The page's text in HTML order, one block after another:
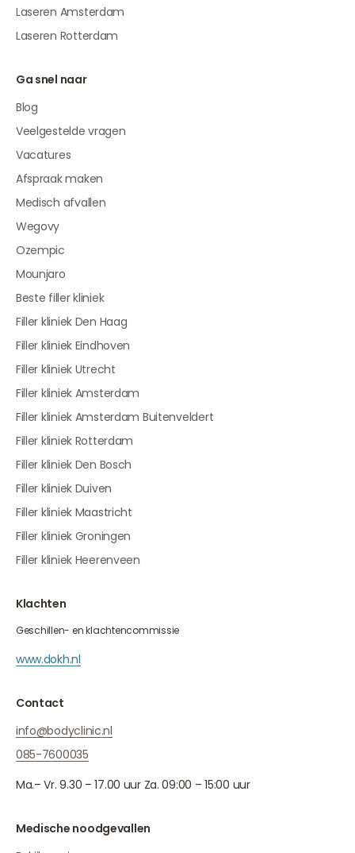
Laseren Amsterdam
Laseren Rotterdam
Ga snel naar
Blog
Veelgestelde vragen
Vacatures
Afspraak maken
Medisch afvallen
Wegovy
Ozempic
Mounjaro
Beste filler kliniek
Filler kliniek Den Haag
Filler kliniek Eindhoven
Filler kliniek Utrecht
Filler kliniek Amsterdam
Filler kliniek Amsterdam Buitenveldert
Filler kliniek Rotterdam
Filler kliniek Den Bosch
Filler kliniek Duiven
Filler kliniek Maastricht
Filler kliniek Groningen
Filler kliniek Heerenveen
Klachten
Geschillen- en klachtencommissie
www.dokh.nl
Contact
info@bodyclinic.nl
085-7600035
Ma.– Vr. 9.30 – 17.00 uur Za. 09:00 – 15:00 uur
Medische noodgevallen